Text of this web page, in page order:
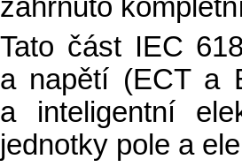
zahrnuto
Tato část IEC
a napětí (ECT a
a inteligentní
jednotky pole a